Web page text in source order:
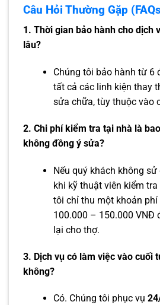
Câu Hỏi Thường Gặp
1. Thời gian bảo hành cho dịch
lâu?
Chúng tôi bảo hành từ 6
tất cả các linh kiện thay
sửa chữa, tùy thuộc vào
2. Chi phí kiểm tra tại nhà là
không đồng ý sửa?
Nếu quý khách không
khi kỹ thuật viên kiểm
tôi chỉ thu một khoản
100.000 – 150.000 VNĐ
lại cho thợ.
3. Dịch vụ có làm việc vào cuối
không?
Có. Chúng tôi phục vụ